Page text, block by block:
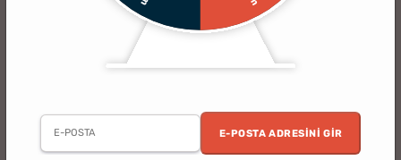
E-POSTA ADRESINI GIR
3 al 2 öde